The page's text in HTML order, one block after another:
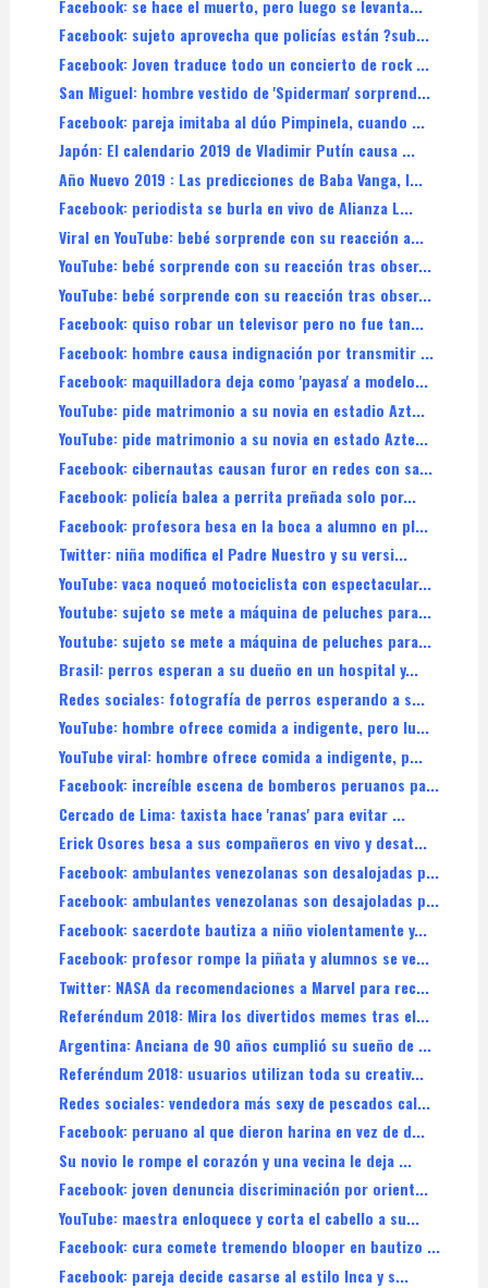
Facebook: se hace el muerto, pero luego se levanta...
Facebook: sujeto aprovecha que policías están ?sub...
Facebook: Joven traduce todo un concierto de rock ...
San Miguel: hombre vestido de 'Spiderman' sorprend...
Facebook: pareja imitaba al dúo Pimpinela, cuando ...
Japón: El calendario 2019 de Vladimir Putín causa ...
Año Nuevo 2019 : Las predicciones de Baba Vanga, l...
Facebook: periodista se burla en vivo de Alianza L...
Viral en YouTube: bebé sorprende con su reacción a...
YouTube: bebé sorprende con su reacción tras obser...
YouTube: bebé sorprende con su reacción tras obser...
Facebook: quiso robar un televisor pero no fue tan...
Facebook: hombre causa indignación por transmitir ...
Facebook: maquilladora deja como 'payasa' a modelo...
YouTube: pide matrimonio a su novia en estadio Azt...
YouTube: pide matrimonio a su novia en estado Azte...
Facebook: cibernautas causan furor en redes con sa...
Facebook: policía balea a perrita preñada solo por...
Facebook: profesora besa en la boca a alumno en pl...
Twitter: niña modifica el Padre Nuestro y su versi...
YouTube: vaca noqueó motociclista con espectacular...
Youtube: sujeto se mete a máquina de peluches para...
Youtube: sujeto se mete a máquina de peluches para...
Brasil: perros esperan a su dueño en un hospital y...
Redes sociales: fotografía de perros esperando a s...
YouTube: hombre ofrece comida a indigente, pero lu...
YouTube viral: hombre ofrece comida a indigente, p...
Facebook: increíble escena de bomberos peruanos pa...
Cercado de Lima: taxista hace 'ranas' para evitar ...
Erick Osores besa a sus compañeros en vivo y desat...
Facebook: ambulantes venezolanas son desalojadas p...
Facebook: ambulantes venezolanas son desajoladas p...
Facebook: sacerdote bautiza a niño violentamente y...
Facebook: profesor rompe la piñata y alumnos se ve...
Twitter: NASA da recomendaciones a Marvel para rec...
Referéndum 2018: Mira los divertidos memes tras el...
Argentina: Anciana de 90 años cumplió su sueño de ...
Referéndum 2018: usuarios utilizan toda su creativ...
Redes sociales: vendedora más sexy de pescados cal...
Facebook: peruano al que dieron harina en vez de d...
Su novio le rompe el corazón y una vecina le deja ...
Facebook: joven denuncia discriminación por orient...
YouTube: maestra enloquece y corta el cabello a su...
Facebook: cura comete tremendo blooper en bautizo ...
Facebook: pareja decide casarse al estilo Inca y s...